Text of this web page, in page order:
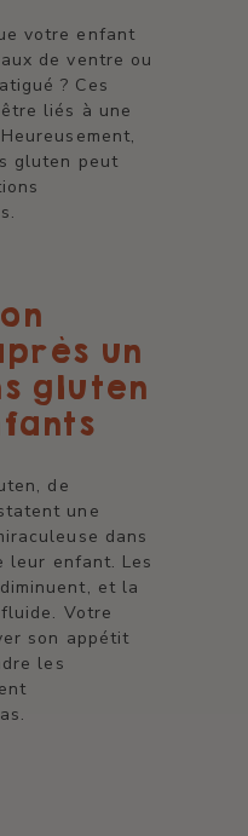
votre enfant
de ventre ou
? Ces
liés à une
gluten peut
un
gluten
de
une
dans
leur enfant. Les
et la
Votre
son appétit
les